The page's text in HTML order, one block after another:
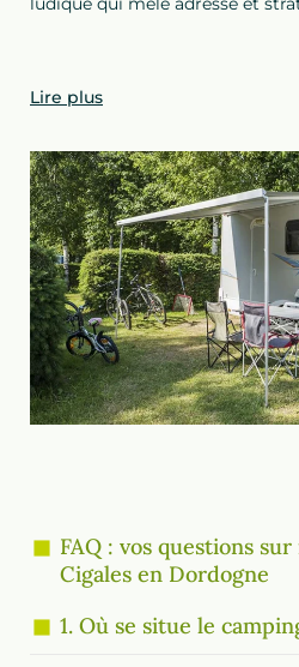
Lire plus
FAQ : vos questions
Cigales en Dordogne
1. Où se situe le